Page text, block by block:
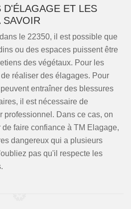
D'ÉLAGAGE ET LES
SAVOIR
le 22350, il est possible que
ou des espaces puissent être
des végétaux. Pour les
réaliser des élagages. Pour
entraîner des blessures
il est nécessaire de
professionnel. Dans ce cas, on
faire confiance à TM Elagage,
dangereux qui a plusieurs
pas qu'il respecte les